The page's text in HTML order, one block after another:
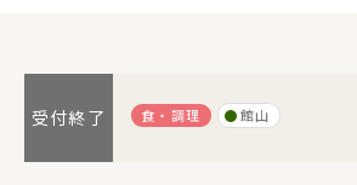
受付終了 食・調理 館山